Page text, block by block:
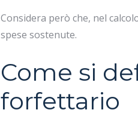
Considera però che, nel
spese sostenute.
Come si
forfettario